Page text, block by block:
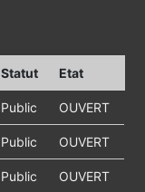
Statut Etat
Public OUVERT
Public OUVERT
Public OUVERT